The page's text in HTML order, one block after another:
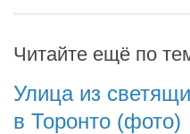
Ирина Проценко
Александр
Сергей Степанов
Читайте ещё по
Улица из
в Торонто (фото)